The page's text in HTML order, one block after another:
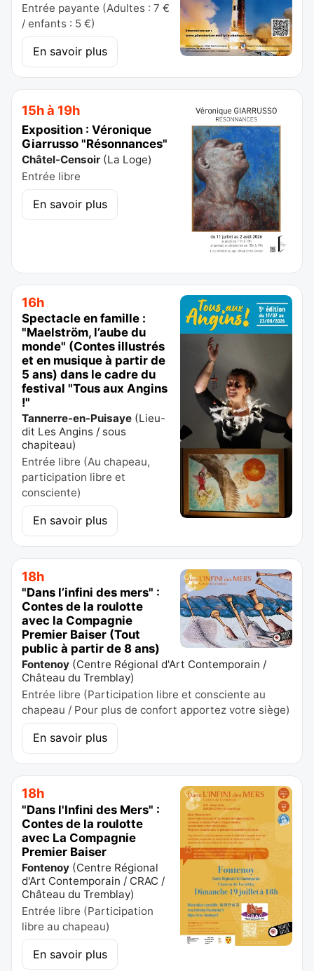
Entrée payante (Adultes : 7 €
/ enfants : 5 €)
En savoir plus
15h à 19h
Exposition : Véronique
Giarrusso "Résonnances"
Châtel-Censoir (La Loge)
Entrée libre
En savoir plus
16h
Spectacle en famille :
"Maelström, l’aube du
monde" (Contes illustrés
et en musique à partir de
5 ans) dans le cadre du
festival "Tous aux Angins
!"
Tannerre-en-Puisaye (Lieu-
dit Les Angins / sous
chapiteau)
Entrée libre (Au chapeau,
participation libre et
consciente)
En savoir plus
18h
"Dans l’infini des mers" :
Contes de la roulotte
avec la Compagnie
Premier Baiser (Tout
public à partir de 8 ans)
Fontenoy (Centre Régional d'Art Contemporain /
Château du Tremblay)
Entrée libre (Participation libre et consciente au
chapeau / Pour plus de confort apportez votre siège)
En savoir plus
18h
"Dans l'Infini des Mers" :
Contes de la roulotte
avec La Compagnie
Premier Baiser
Fontenoy (Centre Régional
d'Art Contemporain / CRAC /
Château du Tremblay)
Entrée libre (Participation
libre au chapeau)
En savoir plus